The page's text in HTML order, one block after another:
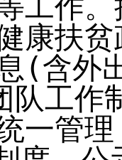
康扶
(含外
队工作
一管